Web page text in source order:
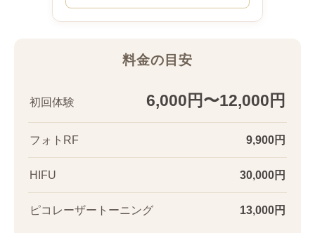
料金の目安
初回体験 6,000円〜12,000円
フォトRF 9,900円
HIFU 30,000円
ピコレーザートーニング 13,000円